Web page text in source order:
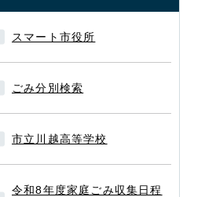
スマート市役所
ごみ分別検索
市立川越高等学校
令和8年度家庭ごみ収集日程